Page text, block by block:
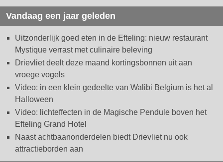
Vandaag een jaar geleden
Uitzonderlijk goed eten in de Efteling: nieuw restaurant
Mystique verrast met culinaire beleving
Drievliet deelt deze maand kortingsbonnen uit aan
vroege vogels
Video: in een klein gedeelte van Walibi Belgium is het al
Halloween
Video: lichteffecten in de Magische Pendule boven het
Efteling Grand Hotel
Naast achtbaanonderdelen biedt Drievliet nu ook
attractieborden aan